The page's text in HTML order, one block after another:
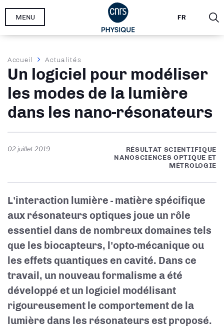
Aller
FR
MENU
Fil
d'Ariane
Accueil Actualités
Un logiciel pour modéliser
les modes de la lumière
dans les nano-résonateurs
02 juillet 2019
RÉSULTAT SCIENTIFIQUE
NANOSCIENCES OPTIQUE ET
MÉTROLOGIE
L'interaction lumière - matière spécifique
aux résonateurs optiques joue un rôle
essentiel dans de nombreux domaines tels
que les biocapteurs, l'opto-mécanique ou
les effets quantiques en cavité. Dans ce
travail, un nouveau formalisme a été
développé et un logiciel modélisant
rigoureusement le comportement de la
lumière dans les résonateurs est proposé.